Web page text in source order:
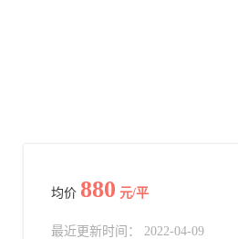
均价 880 元/平
最近更新时间： 2022-04-09